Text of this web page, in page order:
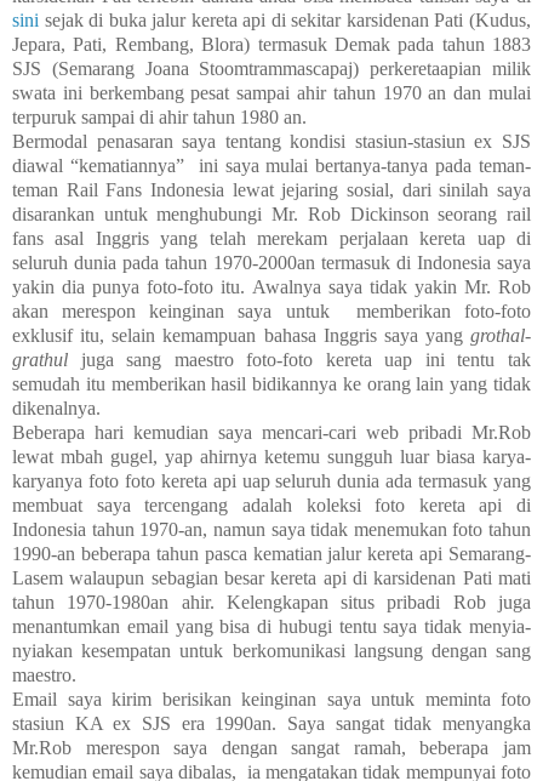
sini sejak di buka jalur kereta api di sekitar karsidenan Pati (Kudus,
Jepara, Pati, Rembang, Blora) termasuk Demak pada tahun 1883
SJS (Semarang Joana Stoomtrammascapaj) perkeretaapian milik
swata ini berkembang pesat sampai ahir tahun 1970 an dan mulai
terpuruk sampai di ahir tahun 1980 an.
Bermodal penasaran saya tentang kondisi stasiun-stasiun ex SJS
diawal “kematiannya”
ini saya mulai bertanya-tanya pada teman-
teman Rail Fans Indonesia lewat jejaring sosial, dari sinilah saya
disarankan untuk menghubungi Mr. Rob Dickinson seorang rail
fans asal Inggris yang telah merekam perjalaan kereta uap di
seluruh dunia pada tahun 1970-2000an termasuk di Indonesia saya
yakin dia punya foto-foto itu. Awalnya saya tidak yakin Mr. Rob
akan merespon keinginan saya untuk
memberikan foto-foto
exklusif itu, selain kemampuan bahasa Inggris saya yang grothal-
grathul juga sang maestro foto-foto kereta uap ini tentu tak
semudah itu memberikan hasil bidikannya ke orang lain yang tidak
dikenalnya.
Beberapa hari kemudian saya mencari-cari web pribadi Mr.Rob
lewat mbah gugel, yap ahirnya ketemu sungguh luar biasa karya-
karyanya foto foto kereta api uap seluruh dunia ada termasuk yang
membuat saya tercengang adalah koleksi foto kereta api di
Indonesia tahun 1970-an, namun saya tidak menemukan foto tahun
1990-an beberapa tahun pasca kematian jalur kereta api Semarang-
Lasem walaupun sebagian besar kereta api di karsidenan Pati mati
tahun 1970-1980an ahir. Kelengkapan situs pribadi Rob juga
menantumkan email yang bisa di hubugi tentu saya tidak menyia-
nyiakan kesempatan untuk berkomunikasi langsung dengan sang
maestro.
Email saya kirim berisikan keinginan saya untuk meminta foto
stasiun KA ex SJS era 1990an. Saya sangat tidak menyangka
Mr.Rob merespon saya dengan sangat ramah, beberapa jam
kemudian email saya dibalas, ia mengatakan tidak mempunyai foto